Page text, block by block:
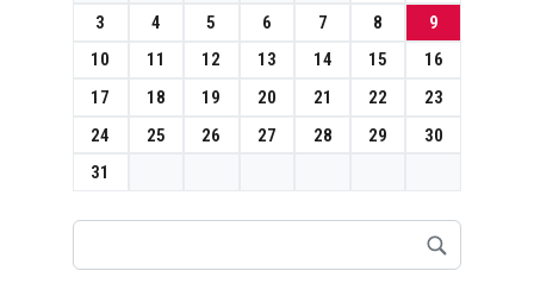
3
4 5 6 7 8
9
10
11 12 13 14 15
16
17
18 19 20 21 22
23
24
25 26 27 28 29
30
31